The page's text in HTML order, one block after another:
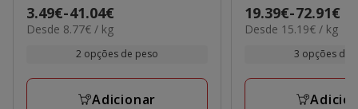
Preço
de
41.04€
3.49€-41.04€
8.77€
Desde 8.77€ / kg
2 opções de peso
Adicionar
Preço
de
72.91€
19.39€-72.91€
15.19€
Desde 15.19€ / kg
3 opções de